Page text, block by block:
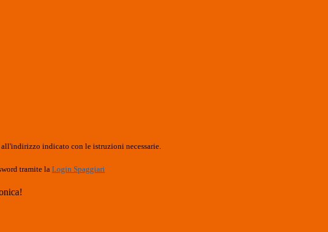
indicato con le istruzioni necessarie.
tramite la Login Spaggiari